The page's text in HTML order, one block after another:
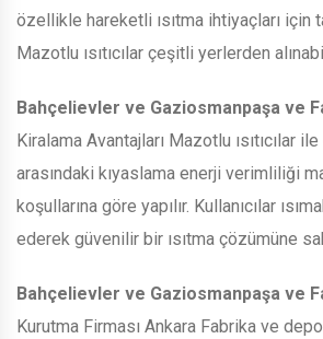
özellikle hareketli ısıtma ihtiyaçları için
Mazotlu ısıtıcılar çeşitli yerlerden
Bahçelievler ve Gaziosmanpaşa ve
Kiralama Avantajları Mazotlu ısıtıcılar
arasındaki kıyaslama enerji verimliliği
koşullarına göre yapılır. Kullanıcılar
ederek güvenilir bir ısıtma çözümüne
Bahçelievler ve Gaziosmanpaşa ve
Kurutma Firması Ankara Fabrika ve